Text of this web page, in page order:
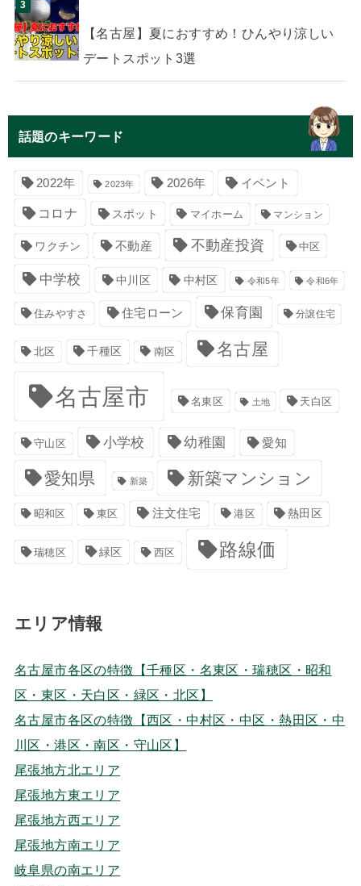
【名古屋】夏におすすめ！ひんやり涼しい
デートスポット3選
話題のキーワード
2022年 2023年 2026年 イベント
コロナ スポット マイホーム マンション
ワクチン 不動産 不動産投資 中区
中学校 中川区 中村区 令和5年 令和6年
住みやすさ 住宅ローン 保育園 分譲住宅
北区 千種区 南区 名古屋
名古屋市 名東区 土地 天白区
守山区 小学校 幼稚園 愛知
愛知県 新築 新築マンション
昭和区 東区 注文住宅 港区 熱田区
瑞穂区 緑区 西区 路線価
エリア情報
名古屋市各区の特徴【千種区・名東区・瑞穂区・昭和
区・東区・天白区・緑区・北区】
名古屋市各区の特徴【西区・中村区・中区・熱田区・中
川区・港区・南区・守山区】
尾張地方北エリア
尾張地方東エリア
尾張地方西エリア
尾張地方南エリア
岐阜県の南エリア